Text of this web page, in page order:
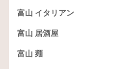
富山 イタリアン
富山 居酒屋
富山 麺